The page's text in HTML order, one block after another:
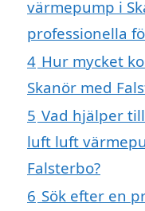
värmepump i
professionella
4 Hur mycket
Skanör med
5 Vad hjälper
luft luft
Falsterbo?
6 Sök efter en